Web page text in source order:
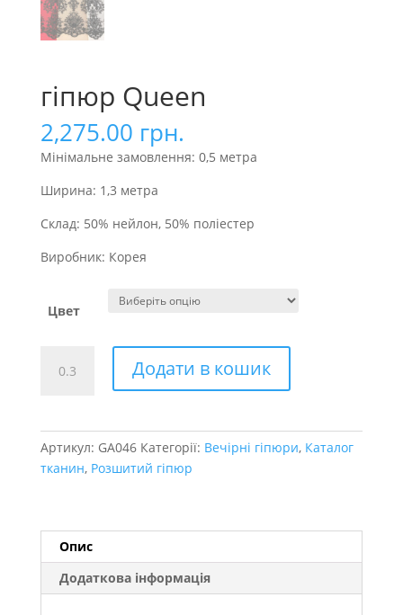
гіпюр Queen
2,275.00 грн.
Мінімальне замовлення: 0,5 метра
Ширина: 1,3 метра
Склад: 50% нейлон, 50% поліестер
Виробник: Корея
Цвет
Queen
Додати в кошик
Артикул: GA046 Категорії: Вечірні гіпюри, Каталог
тканин, Розшитий гіпюр
Опис
Додаткова інформація